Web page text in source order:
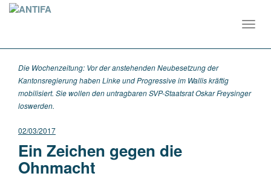
Die Wochenzeitung: Vor der anstehenden Neubesetzung der
Kantonsregierung haben Linke und Progressive im Wallis kräftig
mobilisiert. Sie wollen den untragbaren SVP-Staatsrat Oskar Freysinger
loswerden.
02/03/2017
Ein Zeichen gegen die
Ohnmacht